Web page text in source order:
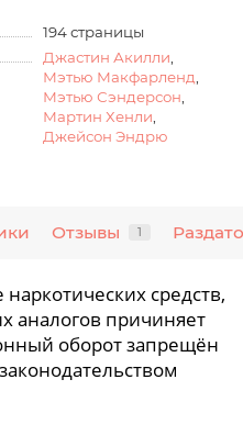
194 страницы
Джастин Акилли
Мэтью Макфарленд
Мэтью Сэндерсон
Мартин Хенли
Джейсон Эндрю
Отзывы 1
средств,
аналогов причиняет
оборот запрещён